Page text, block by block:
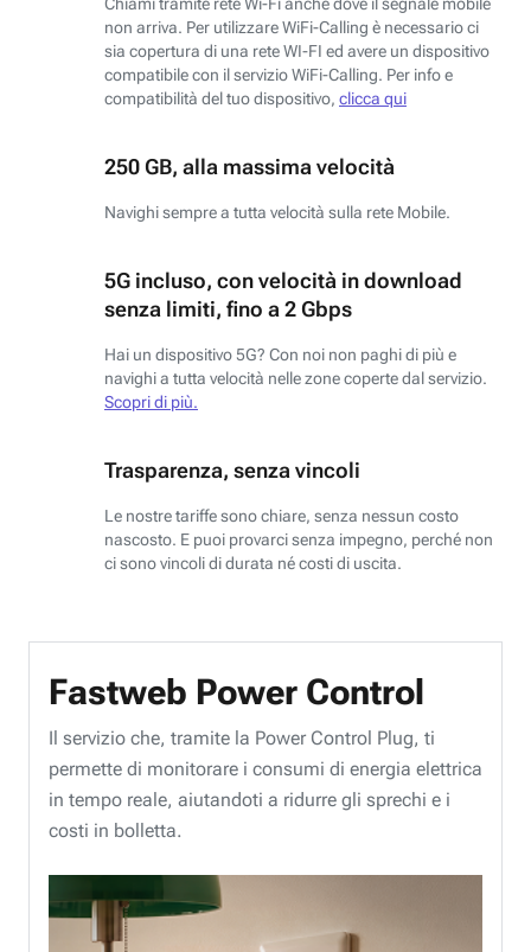
non arriva. Per utilizzare WiFi-Calling è necessario ci
sia copertura di una rete WI-FI ed avere un dispositivo
compatibile con il servizio WiFi-Calling. Per info e
compatibilità del tuo dispositivo, clicca qui
250 GB, alla massima velocità
Navighi sempre a tutta velocità sulla rete Mobile.
5G incluso, con velocità in download
senza limiti, fino a 2 Gbps
Hai un dispositivo 5G? Con noi non paghi di più e
navighi a tutta velocità nelle zone coperte dal servizio.
Scopri di più.
Trasparenza, senza vincoli
Le nostre tariffe sono chiare, senza nessun costo
nascosto. E puoi provarci senza impegno, perché non
ci sono vincoli di durata né costi di uscita.
Fastweb Power Control
Il servizio che, tramite la Power Control Plug, ti
permette di monitorare i consumi di energia elettrica
in tempo reale, aiutandoti a ridurre gli sprechi e i
costi in bolletta.